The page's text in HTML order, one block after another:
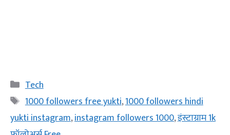
Categories
Tech
Tags
1000 followers free yukti,1000 followers hindi
yukti instagram,instagram followers 1000,इंस्टाग्राम 1k